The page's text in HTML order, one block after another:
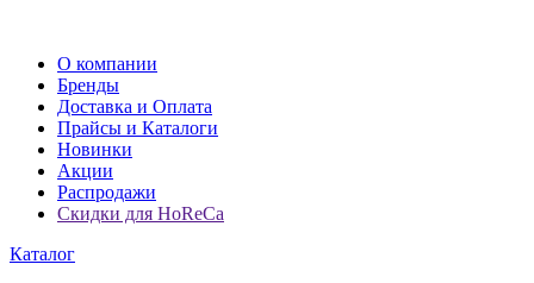
О компании
Бренды
Доставка и Оплата
Прайсы и Каталоги
Новинки
Акции
Распродажи
Скидки для HoReCa
Каталог